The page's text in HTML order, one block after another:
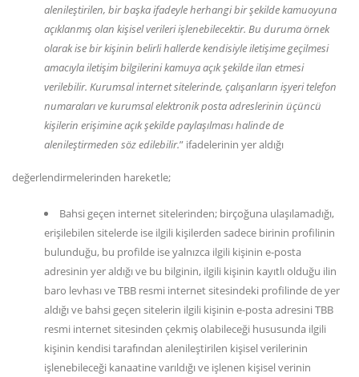
alenileştirilen, bir başka ifadeyle herhangi bir şekilde kamuoyuna
açıklanmış olan kişisel verileri işlenebilecektir. Bu duruma örnek
olarak ise bir kişinin belirli hallerde kendisiyle iletişime geçilmesi
amacıyla iletişim bilgilerini kamuya açık şekilde ilan etmesi
verilebilir. Kurumsal internet sitelerinde, çalışanların işyeri telefon
numaraları ve kurumsal elektronik posta adreslerinin üçüncü
kişilerin erişimine açık şekilde paylaşılması halinde de
alenileştirmeden söz edilebilir.” ifadelerinin yer aldığı
değerlendirmelerinden hareketle;
Bahsi geçen internet sitelerinden; birçoğuna ulaşılamadığı,
erişilebilen sitelerde ise ilgili kişilerden sadece birinin profilinin
bulunduğu, bu profilde ise yalnızca ilgili kişinin e-posta
adresinin yer aldığı ve bu bilginin, ilgili kişinin kayıtlı olduğu ilin
baro levhası ve TBB resmi internet sitesindeki profilinde de yer
aldığı ve bahsi geçen sitelerin ilgili kişinin e-posta adresini TBB
resmi internet sitesinden çekmiş olabileceği hususunda ilgili
kişinin kendisi tarafından alenileştirilen kişisel verilerinin
işlenebileceği kanaatine varıldığı ve işlenen kişisel verinin